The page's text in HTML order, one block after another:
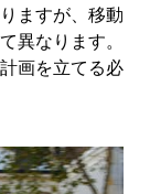
ますが、移動
異なります。
画を立てる必